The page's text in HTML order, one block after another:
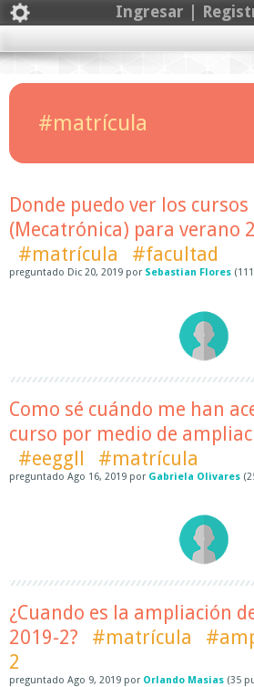
Ingresar |
#matrícula
Donde puedo ver los
(Mecatrónica) para verano
#matrícula
#facultad
preguntado Dic 20, 2019 por Sebastian Flores (111
Como sé cuándo me han
curso por medio de
#eeggll
#matrícula
preguntado Ago 16, 2019 por Gabriela Olivares (
¿Cuando es la ampliación
2019-2?
#matrícula
2
preguntado Ago 9, 2019 por Orlando Masias (35